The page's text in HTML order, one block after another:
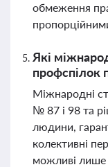
обмеження
Які
профспілок
Міжнародні
№ 87 і 98 та
людини,
колективні
можливі лише